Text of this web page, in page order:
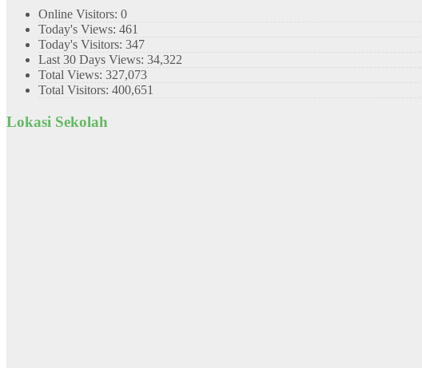
Online Visitors: 0
Today's Views: 461
Today's Visitors: 347
Last 30 Days Views: 34,322
Total Views: 327,073
Total Visitors: 400,651
Lokasi Sekolah